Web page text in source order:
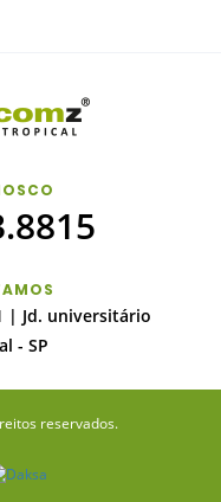
| Jd. universitário
- SP
reservados.